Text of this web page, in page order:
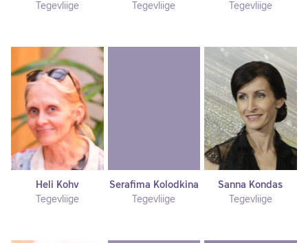
Tegevliige
Tegevliige
Tegevliige
Heli Kohv
Tegevliige
Serafima Kolodkina
Tegevliige
Sanna Kondas
Tegevliige